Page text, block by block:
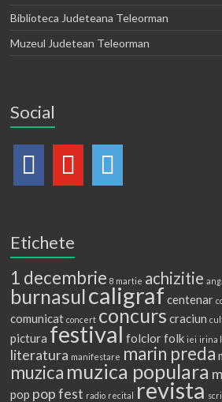
Biblioteca Judeteana Teleorman
Muzeul Judetean Teleorman
Social
Etichete
1 decembrie 8 martie achizitie
burnasulcaligraf centenar
comunicat concert concurs craciun
pictura festival folclorfolk iei irina
literatura manifestare marin preda
muzica muzica populara
pop pop fest radio recital revista